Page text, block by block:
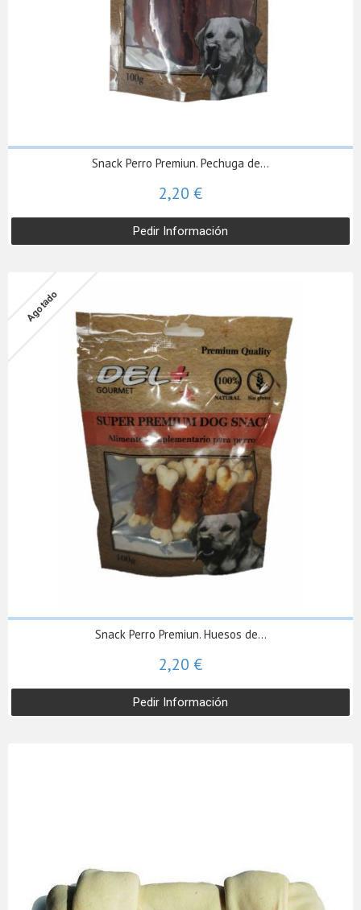
Snack Perro Premiun. Pechuga de...
2,20 €
Pedir Información
Agotado
Snack Perro Premiun. Huesos de...
2,20 €
Pedir Información